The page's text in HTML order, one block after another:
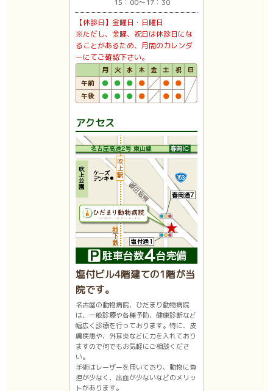
【休診日】金曜日・日曜日
※ただし、金曜、祝日は休診日にな
ることがあるため、月間のカレンダ
ーにてご確認下さい。
アクセス
塩付ビル4階建ての1階が当
院です。
名古屋の動物病院、ひだまり動物病院
は、一般診療や各種予防、健康診断など
幅広く診療を行っております。特に、皮
膚疾患や、外耳炎などに力を入れており
ますので何でもお気軽にご相談くださ
い。
手術はレーザーを用いており、動物に負
担が少なく、出血が少ないなどのメリッ
トがあります。